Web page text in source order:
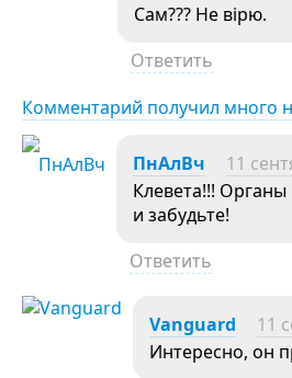
Сам??? Не вірю.
Ответить
Комментарий получил много
ПнАлВч 11
Клевета!!!
и забудьте!
Ответить
Vanguard 11
Интересно, он